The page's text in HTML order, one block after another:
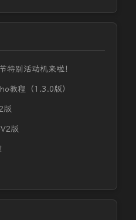
特别活动机来啦！
教程（1.3.0版）
版
版